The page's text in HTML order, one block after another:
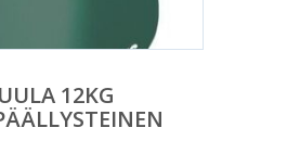
12KG